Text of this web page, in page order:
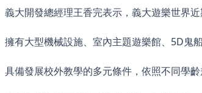
義大開發總經理王香完表示，義大遊樂世界
擁有大型機械設施、室內主題遊樂館、5D鬼
具備發展校外教學的多元條件，依照不同學